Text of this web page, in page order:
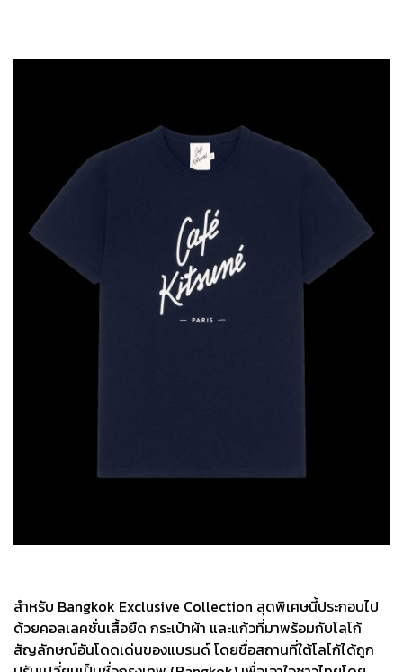
สำหรับ Bangkok Exclusive Collection สุดพิเศษนี้ประกอบไป
ด้วยคอลเลคชั่นเสื้อยืด กระเป๋าผ้า และแก้วที่มาพร้อมกับโลโก้
สัญลักษณ์อันโดดเด่นของแบรนด์ โดยชื่อสถานที่ใต้โลโก้ได้ถูก